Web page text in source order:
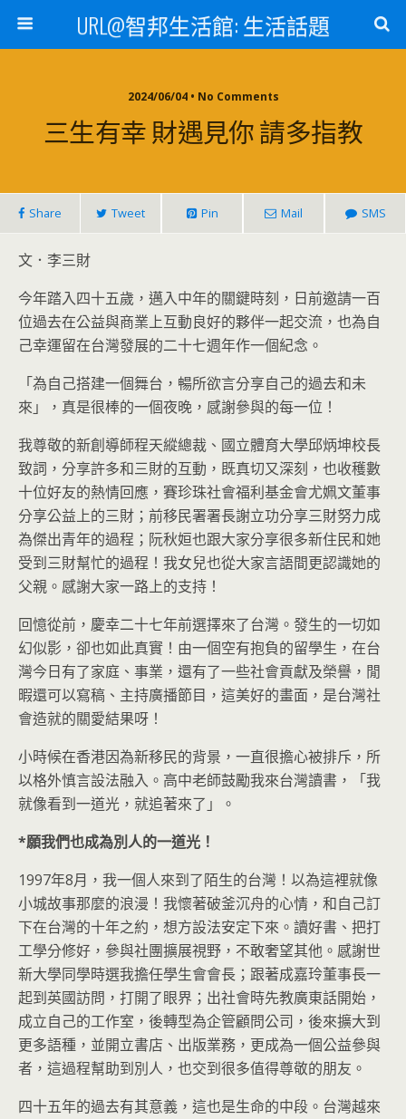
URL@智邦生活館: 生活話題
2024/06/04 • No Comments
三生有幸 財遇見你 請多指教
Share Tweet Pin Mail SMS
文．李三財
今年踏入四十五歲，邁入中年的關鍵時刻，日前邀請一百
位過去在公益與商業上互動良好的夥伴一起交流，也為自
己幸運留在台灣發展的二十七週年作一個紀念。
「為自己搭建一個舞台，暢所欲言分享自己的過去和未
來」，真是很棒的一個夜晚，感謝參與的每一位！
我尊敬的新創導師程天縱總裁、國立體育大學邱炳坤校長
致詞，分享許多和三財的互動，既真切又深刻，也收穫數
十位好友的熱情回應，賽珍珠社會福利基金會尤姵文董事
分享公益上的三財；前移民署署長謝立功分享三財努力成
為傑出青年的過程；阮秋姮也跟大家分享很多新住民和她
受到三財幫忙的過程！我女兒也從大家言語間更認識她的
父親。感謝大家一路上的支持！
回憶從前，慶幸二十七年前選擇來了台灣。發生的一切如
幻似影，卻也如此真實！由一個空有抱負的留學生，在台
灣今日有了家庭、事業，還有了一些社會貢獻及榮譽，閒
暇還可以寫稿、主持廣播節目，這美好的畫面，是台灣社
會造就的關愛結果呀！
小時候在香港因為新移民的背景，一直很擔心被排斥，所
以格外慎言設法融入。高中老師鼓勵我來台灣讀書，「我
就像看到一道光，就追著來了」。
*願我們也成為別人的一道光！
1997年8月，我一個人來到了陌生的台灣！以為這裡就像
小城故事那麼的浪漫！我懷著破釜沉舟的心情，和自己訂
下在台灣的十年之約，想方設法安定下來。讀好書、把打
工學分修好，參與社團擴展視野，不敢奢望其他。感謝世
新大學同學時選我擔任學生會會長；跟著成嘉玲董事長一
起到英國訪問，打開了眼界；出社會時先教廣東話開始，
成立自己的工作室，後轉型為企管顧問公司，後來擴大到
更多語種，並開立書店、出版業務，更成為一個公益參與
者，這過程幫助到別人，也交到很多值得尊敬的朋友。
四十五年的過去有其意義，這也是生命的中段。台灣越來